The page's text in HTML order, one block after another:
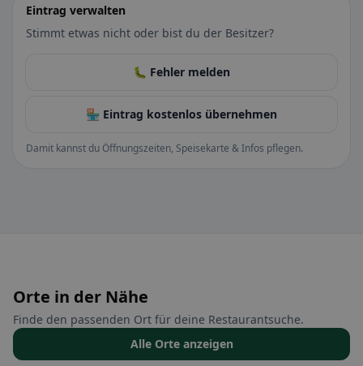
Eintrag verwalten
Stimmt etwas nicht oder bist du der Besitzer?
🐛 Fehler melden
🏪 Eintrag kostenlos übernehmen
Damit kannst du Öffnungszeiten, Speisekarte & Infos pflegen.
Orte in der Nähe
Finde den passenden Ort für deine Restaurantsuche.
Alle Orte anzeigen